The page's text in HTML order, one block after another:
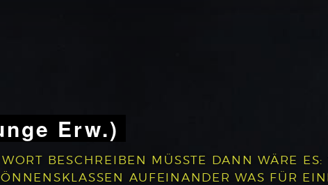
Erw.)
BESCHREIBEN MÜSSTE DANN WÄRE ES:
AUFEINANDER WAS FÜR